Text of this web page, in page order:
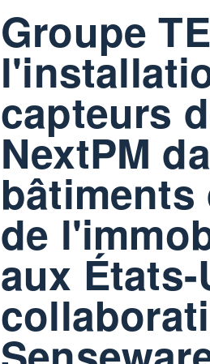
Groupe
capteurs
NextPM
bâtiments
de
aux